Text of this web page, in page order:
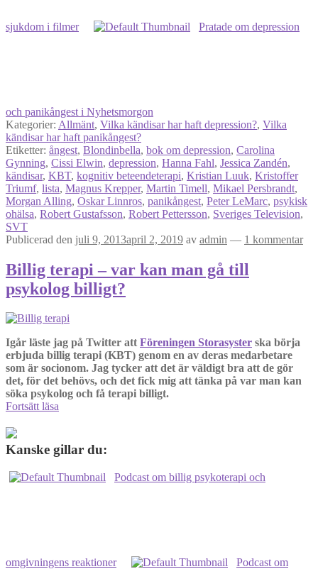
sjukdom i filmer Pratade om depression
och panikångest i Nyhetsmorgon
Kategorier: Allmänt, Vilka kändisar har haft depression?, Vilka
kändisar har haft panikångest?
Etiketter: ångest, Blondinbella, bok om depression, Carolina
Gynning, Cissi Elwin, depression, Hanna Fahl, Jessica Zandén,
kändisar, KBT, kognitiv beteendeterapi, Kristian Luuk, Kristoffer
Triumf, lista, Magnus Krepper, Martin Timell, Mikael Persbrandt,
Morgan Alling, Oskar Linnros, panikångest, Peter LeMarc, psykisk
ohälsa, Robert Gustafsson, Robert Pettersson, Sveriges Television,
SVT
Publicerad den juli 9, 2013april 2, 2019 av admin — 1 kommentar
Billig terapi – var kan man gå till
psykolog billigt?
Igår läste jag på Twitter attFöreningen Storasyster ska börja
erbjuda billig terapi (KBT) genom en av deras medarbetare
som är socionom. Jag tycker att det är väldigt bra att de gör
det, för det behövs, och det fick mig att tänka på var man kan
söka psykolog och få terapi billigt.
Fortsätt läsa
var
kan
gå
Kanske gillar du:
Podcast om billig psykoterapi och
omgivningens reaktioner Podcast om